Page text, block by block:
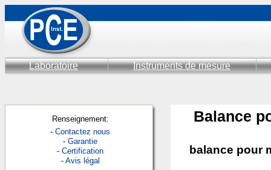
Laboratoire Instruments de mesure
Renseignement:
-Contactez nous
-Garantie
-Certification
- Avis légal
Balance
balance pour